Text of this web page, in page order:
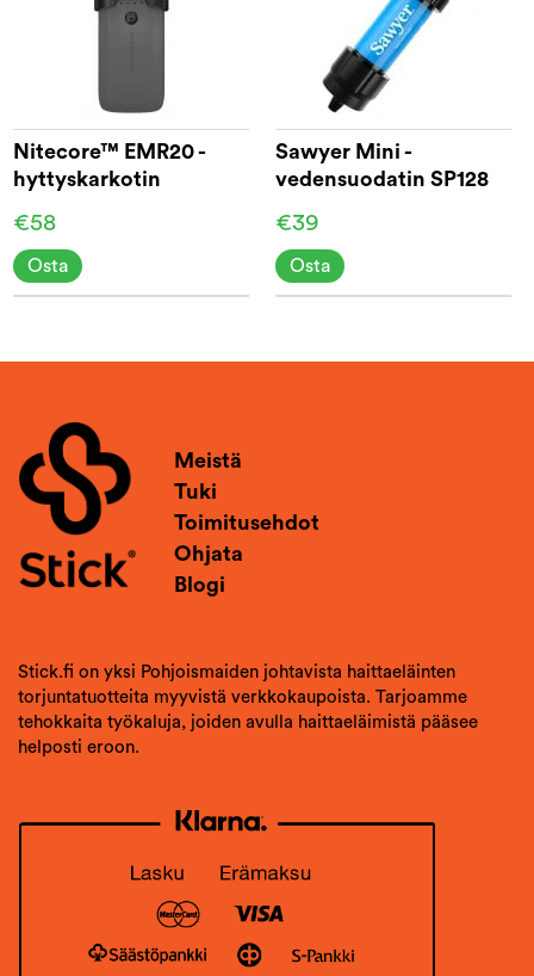
Nitecore™ EMR20 -
hyttyskarkotin
€58
Osta
Sawyer Mini -
vedensuodatin SP128
€39
Osta
Meistä
Tuki
Toimitusehdot
Ohjata
Blogi
Stick.fi on yksi Pohjoismaiden johtavista haittaeläinten
torjuntatuotteita myyvistä verkkokaupoista. Tarjoamme
tehokkaita työkaluja, joiden avulla haittaeläimistä pääsee
helposti eroon.